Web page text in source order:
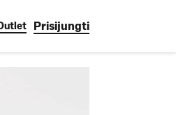
Prisijungti